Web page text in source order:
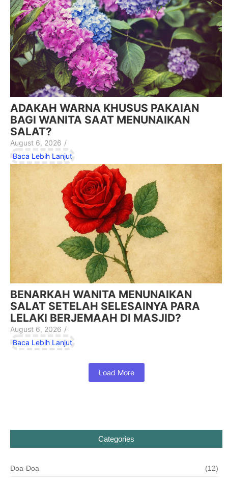
ADAKAH WARNA KHUSUS PAKAIAN
BAGI WANITA SAAT MENUNAIKAN
SALAT?
August 6, 2026 /
Baca Lebih Lanjut
BENARKAH WANITA MENUNAIKAN
SALAT SETELAH SELESAINYA PARA
LELAKI BERJEMAAH DI MASJID?
August 6, 2026 /
Baca Lebih Lanjut
Load More
Categories
Doa-Doa (12)